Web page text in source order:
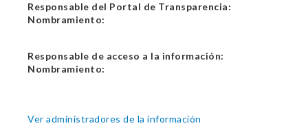
Responsable del Portal de Transparencia:
Nombramiento:
Responsable de acceso a la información:
Nombramiento:
Ver administradores de la información